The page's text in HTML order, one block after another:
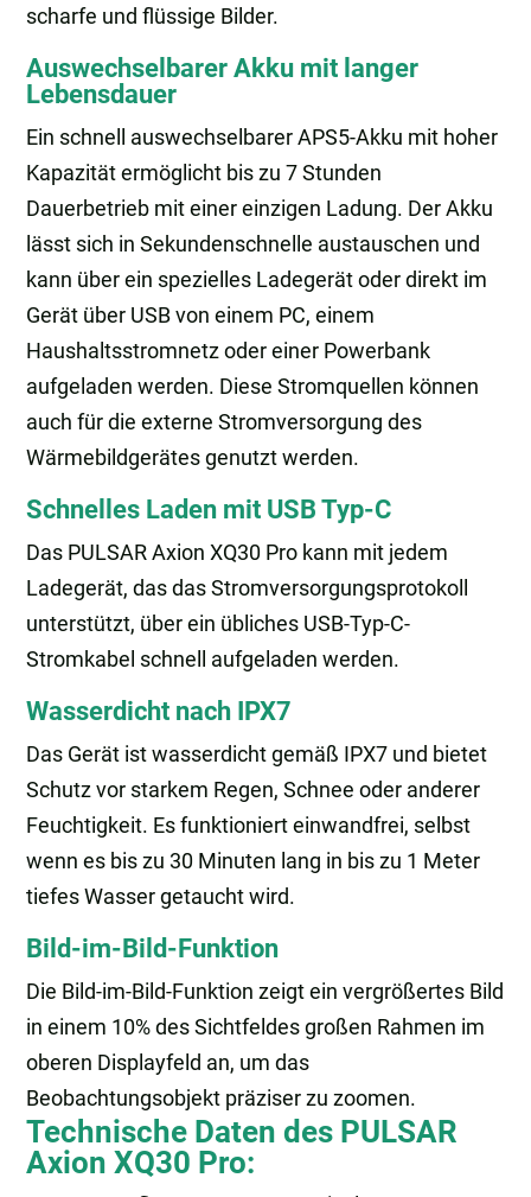
scharfe und flüssige Bilder.
Auswechselbarer Akku mit langer
Lebensdauer
Ein schnell auswechselbarer APS5-Akku mit hoher
Kapazität ermöglicht bis zu 7 Stunden
Dauerbetrieb mit einer einzigen Ladung. Der Akku
lässt sich in Sekundenschnelle austauschen und
kann über ein spezielles Ladegerät oder direkt im
Gerät über USB von einem PC, einem
Haushaltsstromnetz oder einer Powerbank
aufgeladen werden. Diese Stromquellen können
auch für die externe Stromversorgung des
Wärmebildgerätes genutzt werden.
Schnelles Laden mit USB Typ-C
Das PULSAR Axion XQ30 Pro kann mit jedem
Ladegerät, das das Stromversorgungsprotokoll
unterstützt, über ein übliches USB-Typ-C-
Stromkabel schnell aufgeladen werden.
Wasserdicht nach IPX7
Das Gerät ist wasserdicht gemäß IPX7 und bietet
Schutz vor starkem Regen, Schnee oder anderer
Feuchtigkeit. Es funktioniert einwandfrei, selbst
wenn es bis zu 30 Minuten lang in bis zu 1 Meter
tiefes Wasser getaucht wird.
Bild-im-Bild-Funktion
Die Bild-im-Bild-Funktion zeigt ein vergrößertes Bild
in einem 10% des Sichtfeldes großen Rahmen im
oberen Displayfeld an, um das
Beobachtungsobjekt präziser zu zoomen.
Technische Daten des PULSAR
Axion XQ30 Pro: